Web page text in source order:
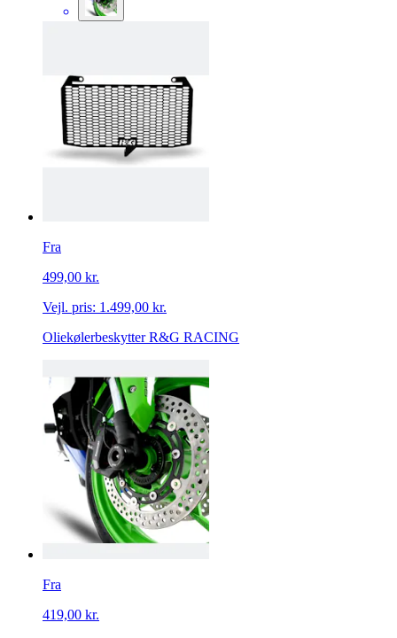
Fra
499,00 kr.
Vejl. pris: 1.499,00 kr.
Oliekølerbeskytter R&G RACING
Fra
419,00 kr.